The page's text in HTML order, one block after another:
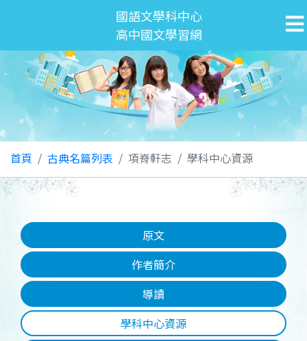
國語文學科中心
高中國文學習網
首頁 古典名篇列表 項脊軒志 學科中心資源
原文
作者簡介
導讀
學科中心資源